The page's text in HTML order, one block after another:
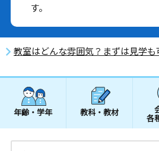
す。
教室はどんな雰囲気？まずは見学も
年齢・学年 教科・教材
各